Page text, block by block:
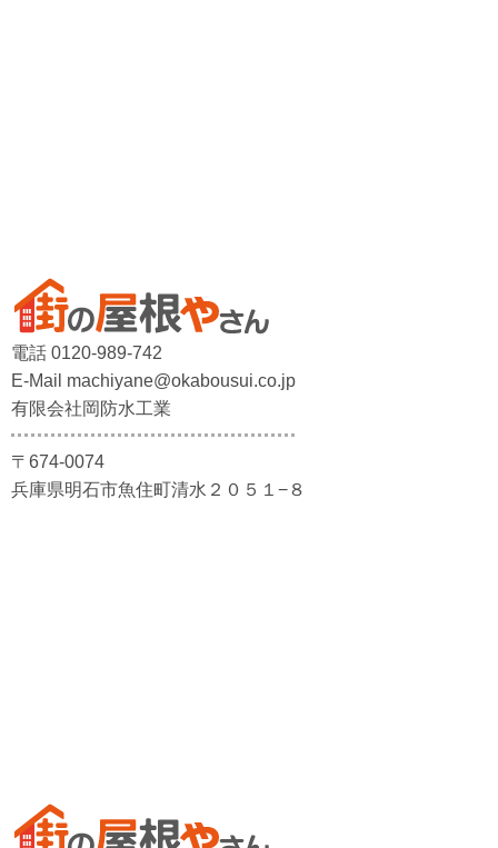
電話 0120-989-742
E-Mail machiyane@okabousui.co.jp
有限会社岡防水工業
〒674-0074
兵庫県明石市魚住町清水２０５１−８